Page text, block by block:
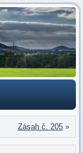
Zásah č. 205»